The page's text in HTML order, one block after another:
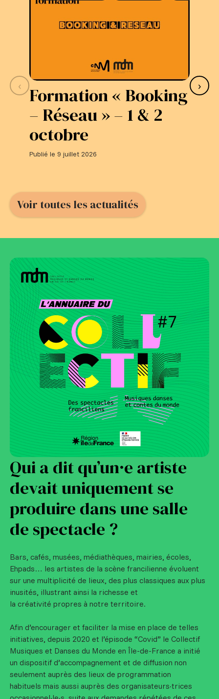
‹
Formation « Booking
– Réseau » – 1 & 2
octobre
Publié le 9 juillet 2026
›
Voir toutes les actualités
Qui a dit qu’un·e artiste
devait uniquement se
produire dans une salle
de spectacle ?
Bars, cafés, musées, médiathèques, mairies, écoles,
Ehpads… les artistes de la scène francilienne évoluent
sur une multiplicité de lieux, des plus classiques aux plus
inusités, illustrant ainsi la richesse et
la créativité propres à notre territoire.
Afin d’encourager et faciliter la mise en place de telles
initiatives, depuis 2020 et l’épisode “Covid” le Collectif
Musiques et Danses du Monde en Île-de-France a initié
un dispositif d’accompagnement et de diffusion non
seulement auprès des lieux de programmation
habituels mais aussi auprès des organisateurs·trices